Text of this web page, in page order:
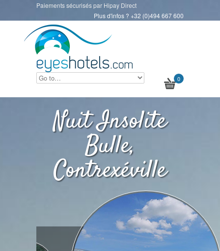
Paiements sécurisés par Hipay Direct
Plus d'infos ? +32 (0)494 667 600
0
Nuit Insolite
Bulle,
Contrexéville